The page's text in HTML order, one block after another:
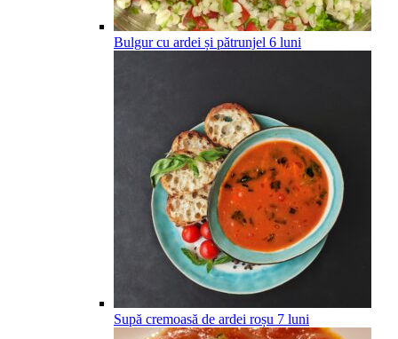
Bulgur cu ardei și pătrunjel 6 luni
Supă cremoasă de ardei roșu 7 luni